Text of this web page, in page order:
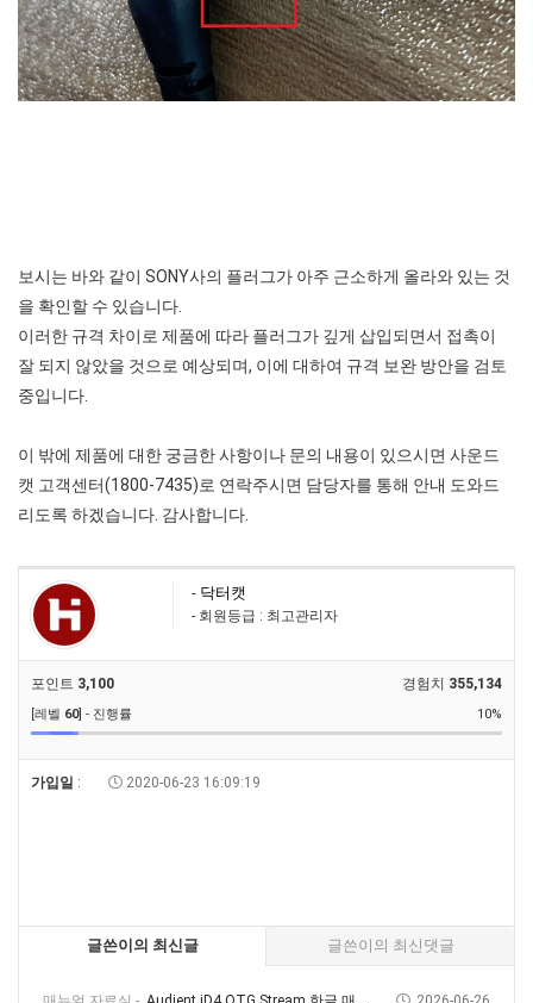
보시는 바와 같이 SONY사의 플러그가 아주 근소하게 올라와 있는 것
을 확인할 수 있습니다.
이러한 규격 차이로 제품에 따라 플러그가 깊게 삽입되면서 접촉이
잘 되지 않았을 것으로 예상되며, 이에 대하여 규격 보완 방안을 검토
중입니다.
이 밖에 제품에 대한 궁금한 사항이나 문의 내용이 있으시면 사운드
캣 고객센터(1800-7435)로 연락주시면 담당자를 통해 안내 도와드
리도록 하겠습니다. 감사합니다.
- 닥터캣
- 회원등급 : 최고관리자
포인트 3,100 경험치 355,134
[레벨 60] - 진행률 10%
가입일 : 2020-06-23 16:09:19
글쓴이의 최신글 글쓴이의 최신댓글